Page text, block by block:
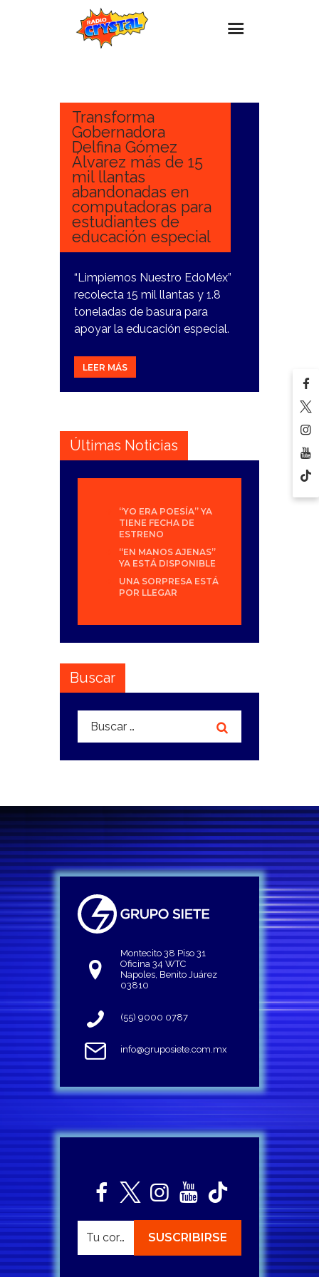
Estaciones
Eventos
Promociones
Noticias
Para ti
Contacto
Transforma
Gobernadora
Delfina Gómez
Álvarez más de 15
mil llantas
abandonadas en
computadoras para
estudiantes de
educación especial
“Limpiemos Nuestro EdoMéx”
recolecta 15 mil llantas y 1.8
toneladas de basura para
apoyar la educación especial.
LEER MÁS
Últimas Noticias
“YO ERA POESÍA” YA
TIENE FECHA DE
ESTRENO
“EN MANOS AJENAS”
YA ESTÁ DISPONIBLE
UNA SORPRESA ESTÁ
POR LLEGAR
Buscar
Buscar:
Montecito 38 Piso 31
Oficina 34 WTC
Napoles, Benito Juárez
03810
(55) 9000 0787
info@gruposiete.com.mx